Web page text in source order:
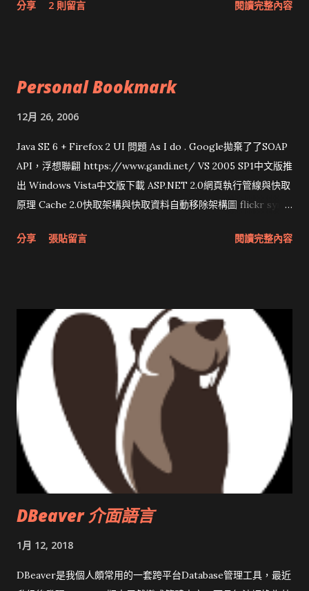
分享 2 則留言 閱讀完整內容
Personal Bookmark
12月 26, 2006
Java SE 6 + Firefox 2 UI 問題 As I do . Google拋棄了了SOAP
API，浮想聯翩 https://www.gandi.net/ VS 2005 SP1中文版推
出 Windows Vista中文版下載 ASP.NET 2.0網頁執行管線與快取
原理 Cache 2.0快取架構與快取資料自動移除架構圖 flickr sync
圖治推動改革 Wait and see 國內某SOC疑遭駭客入侵 大砲開講
分享 張貼留言 閱讀完整內容
DBeaver 介面語言
1月 12, 2018
DBeaver是我個人頗常用的一套跨平台Database管理工具，最近